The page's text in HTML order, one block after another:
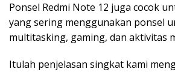
Ponsel Redmi Note 12 juga cocok
yang sering menggunakan ponsel
multitasking, gaming, dan aktivitas
Itulah penjelasan singkat kami